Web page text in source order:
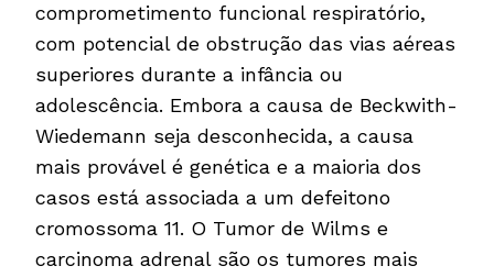
comprometimento funcional respiratório,
com potencial de obstrução das vias aéreas
superiores durante a infância ou
adolescência. Embora a causa de Beckwith-
Wiedemann seja desconhecida, a causa
mais provável é genética e a maioria dos
casos está associada a um defeitono
cromossoma 11. O Tumor de Wilms e
carcinoma adrenal são os tumores mais